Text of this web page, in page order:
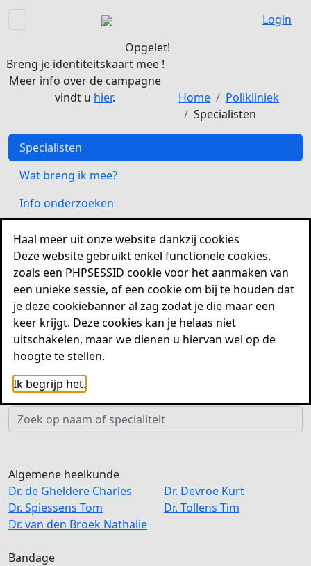
Login
Opgelet!
Breng je identiteitskaart mee !
Meer info over de campagne
vindt u hier. Home
Polikliniek
Specialisten
Specialisten
Wat breng ik mee?
Info onderzoeken
Moet ik nuchter zijn?
Interessante links
Patiënten rechten
Specialisten
op specialiteit
Algemene heelkunde
Dr. de Gheldere Charles Dr. Devroe Kurt
Dr. Spiessens Tom Dr. Tollens Tim
Dr. van den Broek Nathalie
Bandage
Haal meer uit onze website dankzij cookies
Deze website gebruikt enkel functionele cookies,
zoals een PHPSESSID cookie voor het aanmaken van
een unieke sessie, of een cookie om bij te houden dat
je deze cookiebanner al zag zodat je die maar een
keer krijgt. Deze cookies kan je helaas niet
uitschakelen, maar we dienen u hiervan wel op de
hoogte te stellen.
Ik begrijp het.